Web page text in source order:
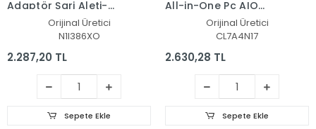
Adaptör Şarj Aleti-
Orijinal Üretici
N1I386XO
2.287,20 TL
Sepete Ekle
All-in-One Pc AIO
Adaptör Şarj Aleti-
Orijinal Üretici
CL7A4N17
2.630,28 TL
Sepete Ekle